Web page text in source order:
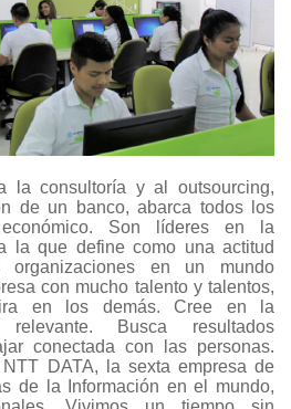
la consultoría y al outsourcing,
de un banco, abarca todos los
Son líderes en la
la que define como una actitud
en un mundo
con mucho talento y talentos,
en los demás. Cree en la
Busca resultados
conectada con las personas.
DATA, la sexta empresa de
de la Información en el mundo,